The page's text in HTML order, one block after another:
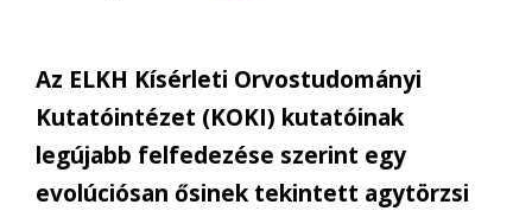
Az ELKH Kísérleti Orvostudományi
Kutatóintézet (KOKI) kutatóinak
legújabb felfedezése szerint egy
evolúciósan ősinek tekintett agytörzsi